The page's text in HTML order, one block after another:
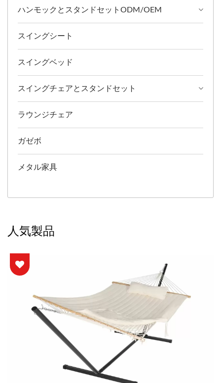
ハンモックとスタンドセットODM/OEM
スイングシート
スイングベッド
スイングチェアとスタンドセット
ラウンジチェア
ガゼボ
メタル家具
人気製品